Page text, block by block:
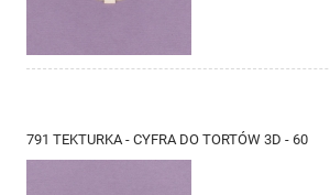
791 TEKTURKA - CYFRA DO TORTÓW 3D - 60